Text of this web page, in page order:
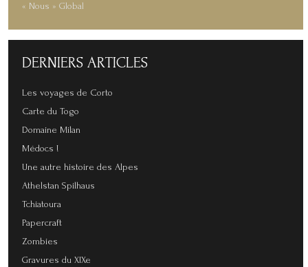
« Nous » Global
DERNIERS ARTICLES
Les voyages de Corto
Carte du Togo
Domaine Milan
Médocs !
Une autre histoire des Alpes
Athelstan Spilhaus
Tchiatoura
Papercraft
Zombies
Gravures du XIXe